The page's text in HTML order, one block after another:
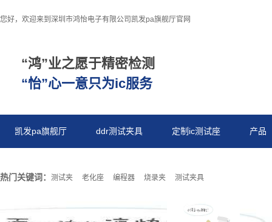
您好，欢迎来到深圳市鸿怡电子有限公司凯发pa旗舰厅官网
“鸿”业之愿于精密检测
“怡”心一意只为ic服务
凯发pa旗舰厅 ddr测试夹具 定制ic测试座 产品
热门关键词： 测试夹 老化座 编程器 烧录夹 测试夹具